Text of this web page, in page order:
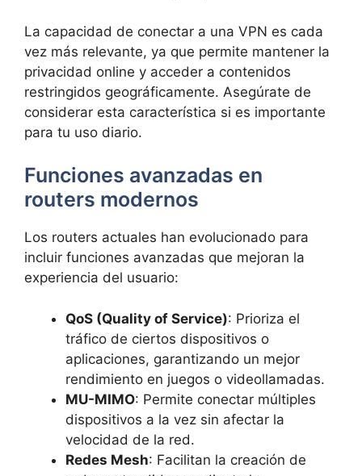
La capacidad de conectar a una VPN es cada
vez más relevante, ya que permite mantener la
privacidad online y acceder a contenidos
restringidos geográficamente. Asegúrate de
considerar esta característica si es importante
para tu uso diario.
Funciones avanzadas en
routers modernos
Los routers actuales han evolucionado para
incluir funciones avanzadas que mejoran la
experiencia del usuario:
QoS (Quality of Service): Prioriza el
tráfico de ciertos dispositivos o
aplicaciones, garantizando un mejor
rendimiento en juegos o videollamadas.
MU-MIMO: Permite conectar múltiples
dispositivos a la vez sin afectar la
velocidad de la red.
Redes Mesh: Facilitan la creación de